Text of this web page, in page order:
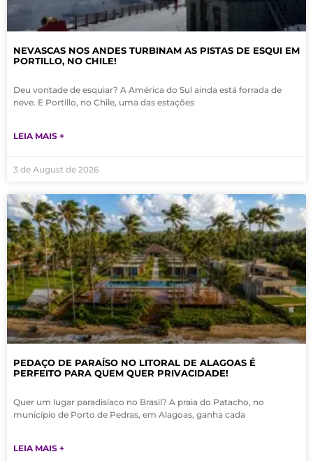
NEVASCAS NOS ANDES TURBINAM AS PISTAS DE ESQUI EM
PORTILLO, NO CHILE!
Deu vontade de esquiar? A América do Sul ainda está forrada de
neve. E Portillo, no Chile, uma das estações
LEIA MAIS +
3 de August de 2026
PEDAÇO DE PARAÍSO NO LITORAL DE ALAGOAS É
PERFEITO PARA QUEM QUER PRIVACIDADE!
Quer um lugar paradisíaco no Brasil? A praia do Patacho, no
município de Porto de Pedras, em Alagoas, ganha cada
LEIA MAIS +